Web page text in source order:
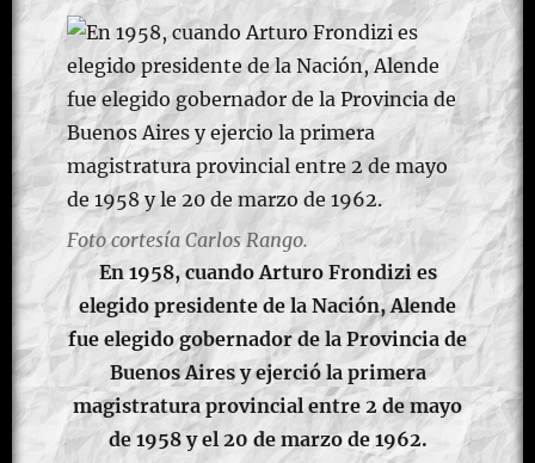
Foto cortesía Carlos Rango.
En 1958, cuando Arturo Frondizi es
elegido presidente de la Nación, Alende
fue elegido gobernador de la Provincia de
Buenos Aires y ejerció la primera
magistratura provincial entre 2 de mayo
de 1958 y el 20 de marzo de 1962.